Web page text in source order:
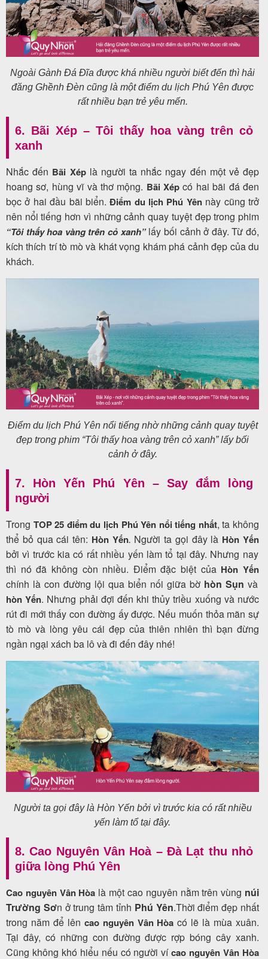
Ngoài Gành Đá Đĩa được khá nhiều người biết đến thì hải
đăng Ghềnh Đèn cũng là một điểm du lịch Phú Yên được
rất nhiều bạn trẻ yêu mến.
6. Bãi Xép – Tôi thấy hoa vàng trên cỏ
xanh
Nhắc đến Bãi Xéplà người ta nhắc ngay đến một vẻ đẹp
hoang sơ, hùng vĩ và thơ mộng. Bãi Xépcó hai bãi đá đen
bọc ở hai đầu bãi biển.Điểm du lịch Phú Yênnày cũng trở
nên nổi tiếng hơn vì những cảnh quay tuyệt đẹp trong phim
“Tôi thấy hoa vàng trên cỏ xanh”lấy bối cảnh ở đây. Từ đó,
kích thích trí tò mò và khát vọng khám phá cảnh đẹp của du
khách.
Điểm du lịch Phú Yên nổi tiếng nhờ những cảnh quay tuyệt
đẹp trong phim “Tôi thấy hoa vàng trên cỏ xanh” lấy bối
cảnh ở đây.
7. Hòn Yến Phú Yên – Say đắm lòng
người
Trong TOP 25 điểm du lịch Phú Yên nổi tiếng nhất, ta không
thể bỏ qua cái tên: Hòn Yến. Người ta gọi đây là Hòn Yến
bởi vì trước kia có rất nhiều yến làm tổ tại đây. Nhưng nay
thì nó đã không còn nhiều. Điểm đặc biệt của Hòn Yến
chính là con đường lội qua biển nối giữa bờ hòn Sụn và
hòn Yến. Nhưng phải đợi đến khi thủy triều xuống và nước
rút đi mới thấy con đường ấy được. Nếu muốn thỏa mãn sự
tò mò và lòng yêu cái đẹp của thiên nhiên thì bạn đừng
ngần ngại xách ba lô và đi đến đây nhé!
Người ta gọi đây là Hòn Yến bởi vì trước kia có rất nhiều
yến làm tổ tại đây.
8. Cao Nguyên Vân Hoà – Đà Lạt thu nhỏ
giữa lòng Phú Yên
Cao nguyên Vân Hòa là một cao nguyên nằm trên vùng núi
Trường Sơn ở trung tâm tỉnh Phú Yên.Thời điểm đẹp nhất
trong năm để lên cao nguyên Vân Hòa có lẽ là mùa xuân.
Tại đây, có những con đường được rợp bóng cây xanh.
Cũng không khó hiểu nếu có người vícao nguyên Vân Hòa